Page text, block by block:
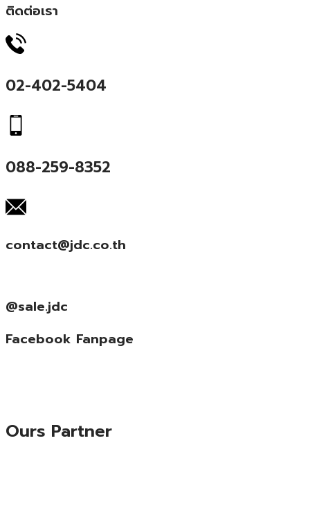
ติดต่อเรา
02-402-5404
088-259-8352
contact@jdc.co.th
@sale.jdc
Facebook Fanpage
Ours Partner